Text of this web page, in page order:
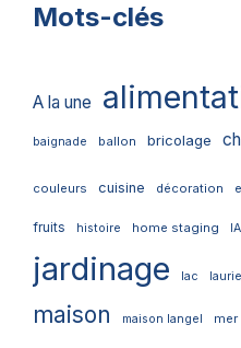
Mots-clés
A la une
baignade ballon bricolage
couleurs cuisine décoration
fruits histoire home staging IA
jardinage lac
maison maison langel mer